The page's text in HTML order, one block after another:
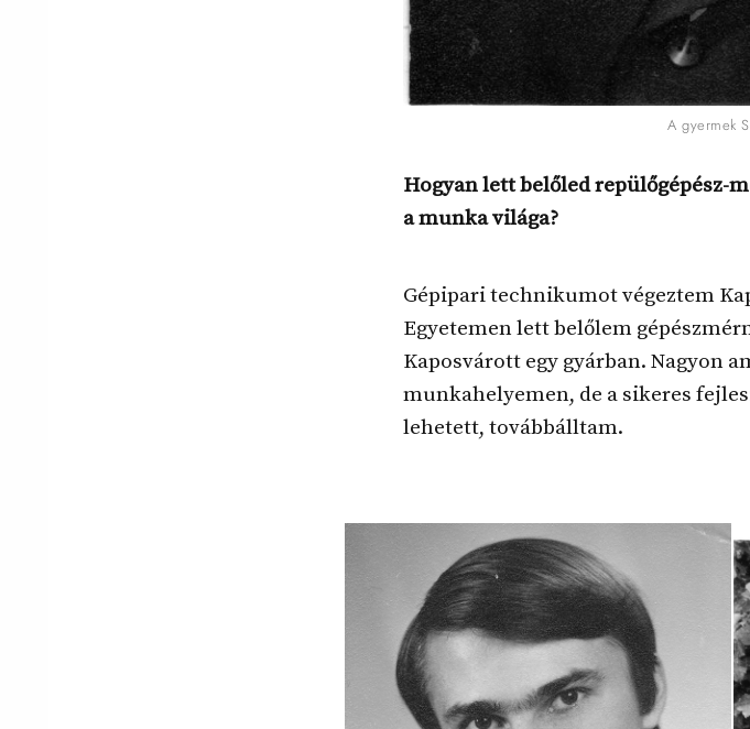
A gyermek
Hogyan lett belőled repülőgépész-
a munka világa?
Gépipari technikumot végeztem
Egyetemen lett belőlem
Kaposvárott egy gyárban. Nagyon
munkahelyemen, de a sikeres
lehetett, továbbálltam.